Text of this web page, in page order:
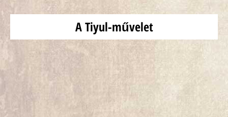
A Tiyul-művelet